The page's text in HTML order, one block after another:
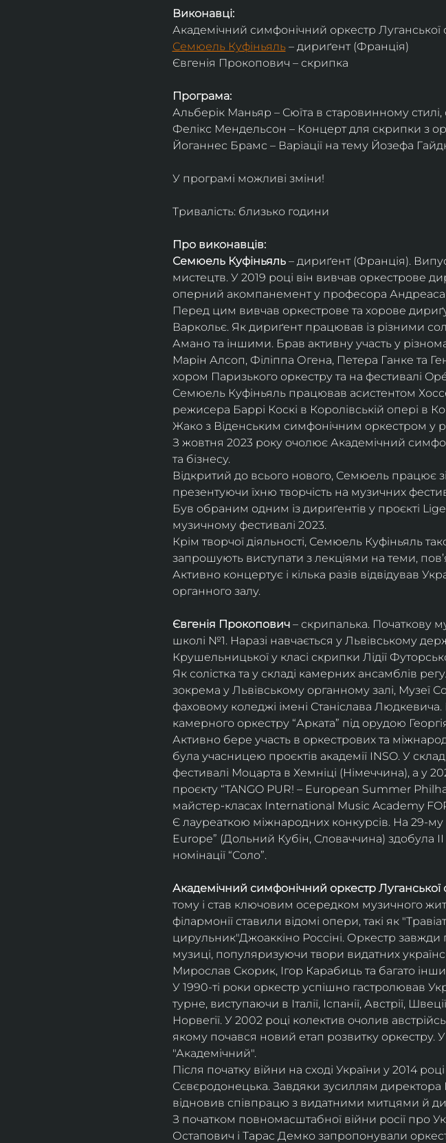
Виконавці:
Академічний симфонічний оркестр Луганської
Семюель Куфіньяль – дириґент (Франція)
Євгенія Прокопович – скрипка
Програма:
Альберік Маньяр – Сюїта в старовинному стилі,
Фелікс Мендельсон – Концерт для скрипки з
Йоганнес Брамс – Варіації на тему Йозефа
У програмі можливі зміни!
Тривалість: близько години
Про виконавців:
Семюель Куфіньяль – дириґент (Франція).
мистецтв. У 2019 році він вивчав оркестрове
оперний акомпанемент у професора Андреаса
Перед цим вивчав оркестрове та хорове
Варкольє. Як дириґент працював із різними
Амано та іншими. Брав активну участь у
Марін Алсоп, Філіппа Огена, Петера Ганке та
хором Паризького оркестру та на фестивалі
Семюель Куфіньяль працював асистентом
режисера Баррі Коскі в Королівській опері в
Жако з Віденським симфонічним оркестром у
З жовтня 2023 року очолює Академічний
та бізнесу.
Відкритий до всього нового, Семюель працює
презентуючи їхню творчість на музичних
Був обраним одним із дириґентів у проєкті
музичному фестивалі 2023.
Крім творчої діяльності, Семюель Куфіньяль
запрошують виступати з лекціями на теми,
Активно концертує і кілька разів відвідував
органного залу.
Євгенія Прокопович – скрипалька. Початкову
школі №1. Наразі навчається у Львівському
Крушельницької у класі скрипки Лідії
Як солістка та у складі камерних ансамблів
зокрема у Львівському органному залі, Музеї
фаховому коледжі імені Станіслава Людкевича.
камерного оркестру “Арката” під орудою
Активно бере участь в оркестрових та
була учасницею проєктів академії INSO. У
фестивалі Моцарта в Хемніці (Німеччина), а у
проєкту “TANGO PUR! – European Summer
майстер-класах International Music Academy
Є лауреаткою міжнародних конкурсів. На 29-
Europe” (Дольний Кубін, Словаччина) здобула
номінації “Соло”.
Академічний симфонічний оркестр Луганської
тому і став ключовим осередком музичного
філармонії ставили відомі опери, такі як
цирульник"Джоаккіно Россіні. Оркестр завжди
музиці, популяризуючи твори видатних
Мирослав Скорик, Ігор Карабиць та багато
У 1990-ті роки оркестр успішно гастролював
турне, виступаючи в Італії, Іспанії, Австрії,
Норвегії. У 2002 році колектив очолив
якому почався новий етап розвитку оркестру.
"Академічний".
Після початку війни на сході України у 2014
Сєвєродонецька. Завдяки зусиллям
відновив співпрацю з видатними митцями й
З початком повномасштабної війни росії про
Остапович і Тарас Демко запропонували